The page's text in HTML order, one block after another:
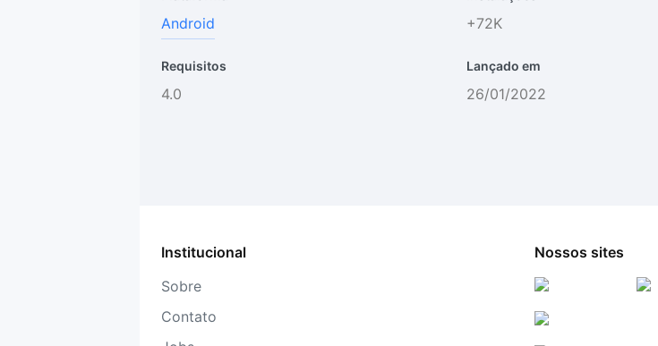
Android +72K
Requisitos
4.0
Lançado em
26/01/2022
Institucional
Sobre
Contato
Nossos sites